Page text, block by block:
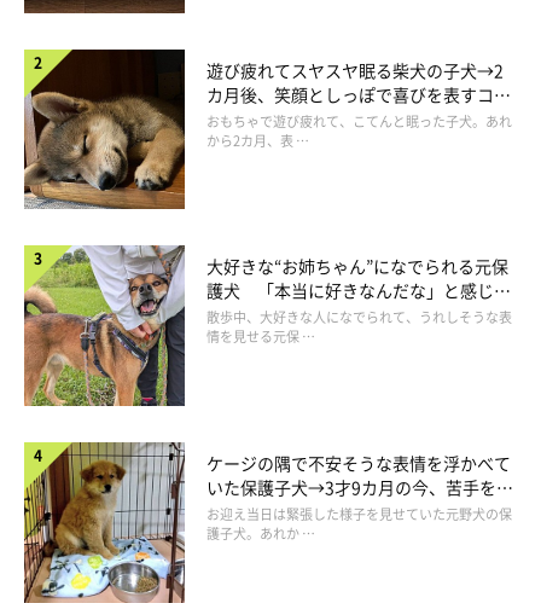
緊張のせいか「無」な表情のタロさん
遊び疲れてスヤスヤ眠る柴犬の子犬→2
カ月後、笑顔としっぽで喜びを表すコに
成長！
おもちゃで遊び疲れて、こてんと眠った子犬。あれ
から2カ月、表 …
大好きな“お姉ちゃん”になでられる元保
護犬 「本当に好きなんだな」と感じる
表情にほっこり
散歩中、大好きな人になでられて、うれしそうな表
情を見せる元保 …
ケージの隅で不安そうな表情を浮かべて
いた保護子犬→3才9カ月の今、苦手を克
服し頼もしいコに成長！
お迎え当日は緊張した様子を見せていた元野犬の保
護子犬。あれか …